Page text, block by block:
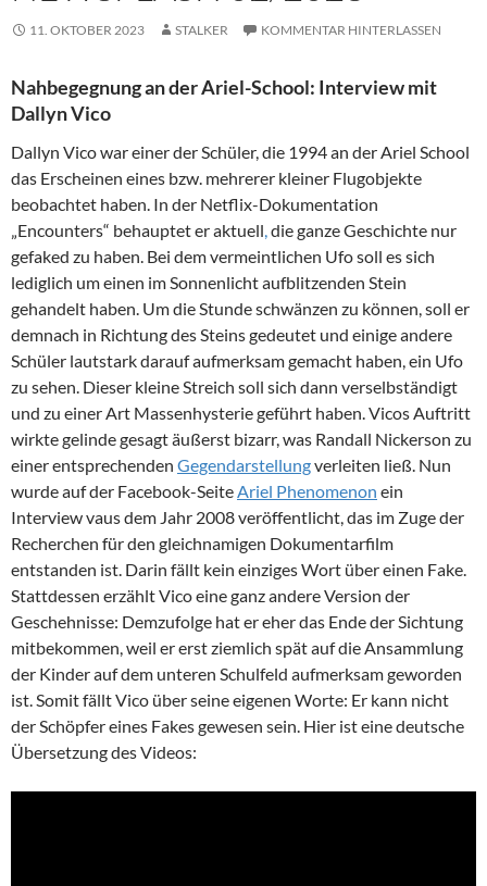
11. OKTOBER 2023 STALKER KOMMENTAR HINTERLASSEN
Nahbegegnung an der Ariel-School: Interview mit
Dallyn Vico
Dallyn Vico war einer der Schüler, die 1994 an der Ariel School
das Erscheinen eines bzw. mehrerer kleiner Flugobjekte
beobachtet haben. In der Netflix-Dokumentation
„Encounters“ behauptet er aktuell,die ganze Geschichte nur
gefaked zu haben. Bei dem vermeintlichen Ufo soll es sich
lediglich um einen im Sonnenlicht aufblitzenden Stein
gehandelt haben. Um die Stunde schwänzen zu können, soll er
demnach in Richtung des Steins gedeutet und einige andere
Schüler lautstark darauf aufmerksam gemacht haben, ein Ufo
zu sehen. Dieser kleine Streich soll sich dann verselbständigt
und zu einer Art Massenhysterie geführt haben. Vicos Auftritt
wirkte gelinde gesagt äußerst bizarr, was Randall Nickerson zu
einer entsprechenden Gegendarstellungverleiten ließ. Nun
wurde auf der Facebook-SeiteAriel Phenomenon ein
Interview vaus dem Jahr 2008 veröffentlicht, das im Zuge der
Recherchen für den gleichnamigen Dokumentarfilm
entstanden ist. Darin fällt kein einziges Wort über einen Fake.
Stattdessen erzählt Vico eine ganz andere Version der
Geschehnisse: Demzufolge hat er eher das Ende der Sichtung
mitbekommen, weil er erst ziemlich spät auf die Ansammlung
der Kinder auf dem unteren Schulfeld aufmerksam geworden
ist. Somit fällt Vico über seine eigenen Worte: Er kann nicht
der Schöpfer eines Fakes gewesen sein. Hier ist eine deutsche
Übersetzung des Videos: